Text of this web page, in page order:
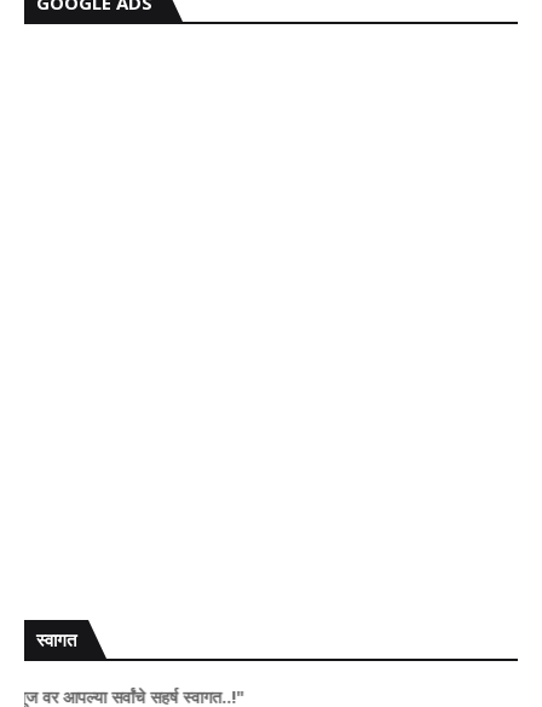
स्वागत
सर्वांचे सहर्ष स्वागत..!"